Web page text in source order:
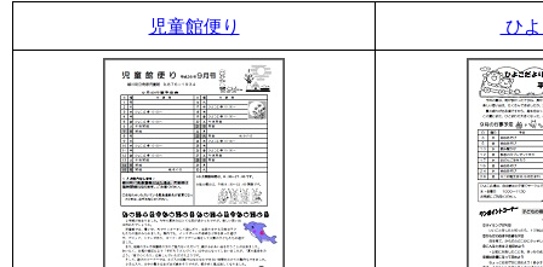
児童館便り ひ